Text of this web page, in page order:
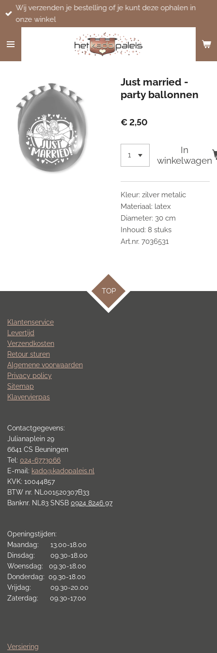
Ga
direct
de
Wij verzenden je bestelling of je kunt deze ophalen in
onze winkel
Just married -
party ballonnen
€ 2,50
In
winkelwagen
Kleur: zilver metalic
Materiaal: latex
Diameter: 30 cm
Inhoud: 8 stuks
Art.nr. 7036531
TOP
Klantenservice
Levertijd
Verzendkosten
Retour sturen
Algemene voorwaarden
Privacy policy
Sitemap
Klavervierpas
Contactgegevens:
Julianaplein 29
6641 CS Beuningen
Tel: 024-6773066
E-mail: kado@kadopaleis.nl
KVK: 10044857
BTW nr. NL001520307B33
Banknr. NL83 SNSB 0924 8246 97
Openingstijden:
Maandag: 13.00-18.00
Dinsdag: 09.30-18.00
Woensdag: 09.30-18.00
Donderdag: 09.30-18.00
Vrijdag: 09.30-20.00
Zaterdag: 09.30-17.00
Versiering